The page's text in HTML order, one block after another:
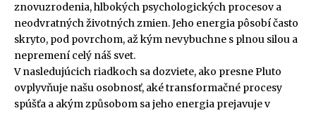
znovuzrodenia, hlbokých psychologických procesov a
neodvratných životných zmien. Jeho energia pôsobí často
skryto, pod povrchom, až kým nevybuchne s plnou silou a
nepremení celý náš svet.
V nasledujúcich riadkoch sa dozviete, ako presne Pluto
ovplyvňuje našu osobnosť, aké transformačné procesy
spúšťa a akým způsobom sa jeho energia prejavuje v